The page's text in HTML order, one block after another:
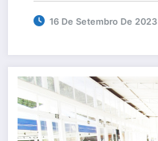
16 De Setembro De 2023